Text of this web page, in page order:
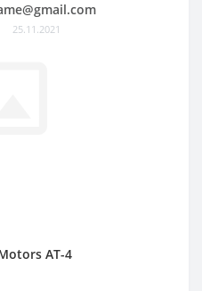
25.11.2021
AT-4